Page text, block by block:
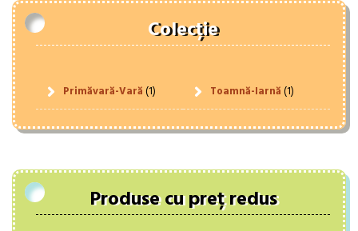
Colecție
Primăvară-Vară(1) Toamnă-Iarnă(1)
Produse cu preț redus